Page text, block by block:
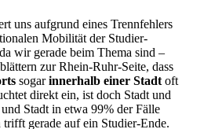
uns aufgrund eines Trennfehlers
Mobilität der Studier-
wir gerade beim Thema sind –
zur Rhein-Ruhr-Seite, dass
sogarinnerhalb einer Stadt oft
direkt ein, ist doch Stadt und
Stadt in etwa 99% der Fälle
gerade auf ein Studier-Ende.